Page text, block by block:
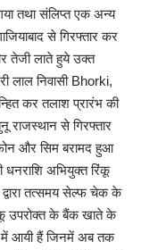
तथा संलिप्त एक अन्य
से गिरफ्तार कर
तेजी लाते हुये उक्त
लाल निवासी Bhorki,
कर तलाश प्रारंभ की
राजस्थान से गिरफ्तार
और सिम बरामद हुआ
अभियुक्त रिंकू
तत्समय सेल्फ चेक के
उपरोक्त के बैंक खाते के
में आयी हैं जिनमें अब तक